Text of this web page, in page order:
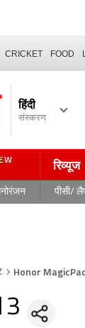
CRICKET FOOD
हिंदी
संस्करण
रिव्यूज
पीसी/
Honor
3